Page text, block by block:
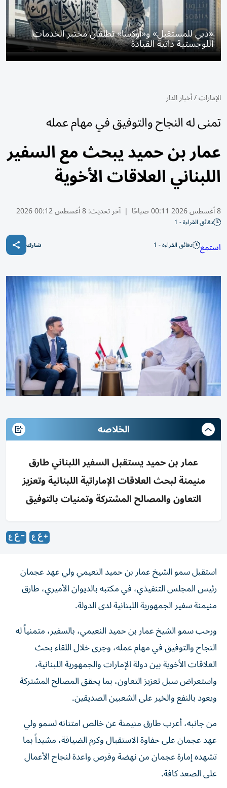
«دبي للمستقبل» و«أوكسا» تطلقان مختبر الخدمات
اللوجستية ذاتية القيادة
الإمارات/أخبار الدار
تمنى له النجاح والتوفيق في مهام عمله
عمار بن حميد يبحث مع السفير
اللبناني العلاقات الأخوية
8 أغسطس 2026 00:11 صباحًا | آخر تحديث:8 أغسطس 00:12 2026
دقائق القراءة - 1
استمع دقائق القراءة - 1 شارك
الخلاصه
عمار بن حميد يستقبل السفير اللبناني طارق
منيمنة لبحث العلاقات الإماراتية اللبنانية وتعزيز
التعاون والمصالح المشتركة وتمنيات بالتوفيق
استقبل سمو الشيخ عمار بن حميد النعيمي ولي عهد عجمان
رئيس المجلس التنفيذي، في مكتبه بالديوان الأميري، طارق
منيمنة سفير الجمهورية اللبنانية لدى الدولة.
ورحب سمو الشيخ عمار بن حميد النعيمي، بالسفير، متمنياً له
النجاح والتوفيق في مهام عمله، وجرى خلال اللقاء بحث
العلاقات الأخوية بين دولة الإمارات والجمهورية اللبنانية،
واستعراض سبل تعزيز التعاون، بما يحقق المصالح المشتركة
ويعود بالنفع والخير على الشعبين الصديقين.
من جانبه، أعرب طارق منيمنة عن خالص امتنانه لسمو ولي
عهد عجمان على حفاوة الاستقبال وكرم الضيافة، مشيداً بما
تشهده إمارة عجمان من نهضة وفرص واعدة لنجاح الأعمال
على الصعد كافة.